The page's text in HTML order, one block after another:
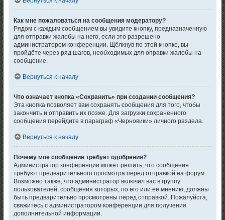
Как мне пожаловаться на сообщения модератору?
Рядом с каждым сообщением вы увидите кнопку, предназначенную
для отправки жалобы на него, если это разрешено
администратором конференции. Щёлкнув по этой кнопке, вы
пройдёте через ряд шагов, необходимых для оправки жалобы на
сообщение.
Вернуться к началу
Что означает кнопка «Сохранить» при создании сообщения?
Эта кнопка позволяет вам сохранять сообщения для того, чтобы
закончить и отправить их позже. Для загрузки сохранённого
сообщения перейдите в параграф «Черновики» личного раздела.
Вернуться к началу
Почему моё сообщение требует одобрения?
Администратор конференции может решить, что сообщения
требуют предварительного просмотра перед отправкой на форум.
Возможно также, что администратор включил вас в группу
пользователей, сообщения которых, по его или её мнению, должны
быть предварительно просмотрены перед отправкой. Пожалуйста,
свяжитесь с администратором конференции для получения
дополнительной информации.